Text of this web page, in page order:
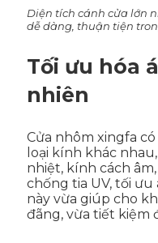
Diện tích cánh cửa lớn
dễ dàng, thuận tiện
Tối ưu hóa
nhiên
Cửa nhôm xingfa
loại kính khác
nhiệt, kính cách
chống tia UV, tối
này vừa giúp cho
đãng, vừa tiết kiệm